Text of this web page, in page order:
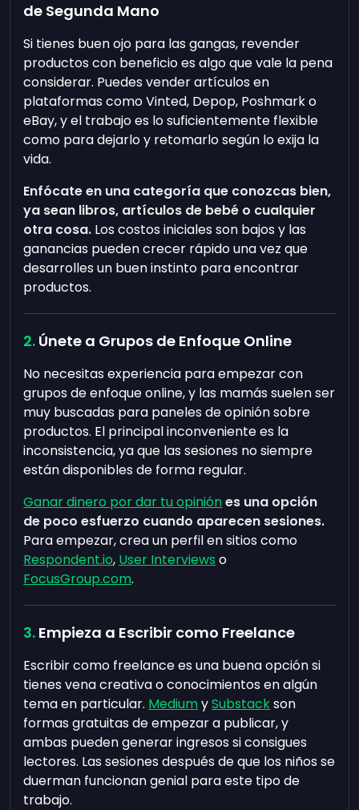
de Segunda Mano
Si tienes buen ojo para las gangas, revender
productos con beneficio es algo que vale la pena
considerar. Puedes vender artículos en
plataformas como Vinted, Depop, Poshmark o
eBay, y el trabajo es lo suficientemente flexible
como para dejarlo y retomarlo según lo exija la
vida.
Enfócate en una categoría que conozcas bien,
ya sean libros, artículos de bebé o cualquier
otra cosa. Los costos iniciales son bajos y las
ganancias pueden crecer rápido una vez que
desarrolles un buen instinto para encontrar
productos.
Únete a Grupos de Enfoque Online
No necesitas experiencia para empezar con
grupos de enfoque online, y las mamás suelen ser
muy buscadas para paneles de opinión sobre
productos. El principal inconveniente es la
inconsistencia, ya que las sesiones no siempre
están disponibles de forma regular.
Ganar dinero por dar tu opiniónes una opción
de poco esfuerzo cuando aparecen sesiones.
Para empezar, crea un perfil en sitios como
Respondent.io, User Interviews o
FocusGroup.com.
Empieza a Escribir como Freelance
Escribir como freelance es una buena opción si
tienes vena creativa o conocimientos en algún
tema en particular. MediumySubstackson
formas gratuitas de empezar a publicar, y
ambas pueden generar ingresos si consigues
lectores. Las sesiones después de que los niños se
duerman funcionan genial para este tipo de
trabajo.